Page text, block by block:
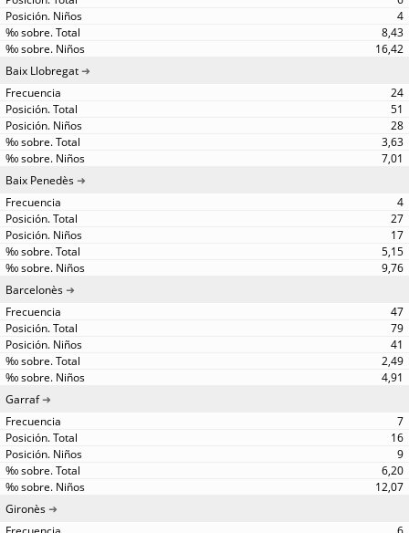
4
8,43
16,42
Baix Llobregat
24
51
28
3,63
7,01
Baix Penedès
4
27
17
5,15
9,76
Barcelonès
47
79
41
2,49
4,91
Garraf
7
16
9
6,20
12,07
Gironès